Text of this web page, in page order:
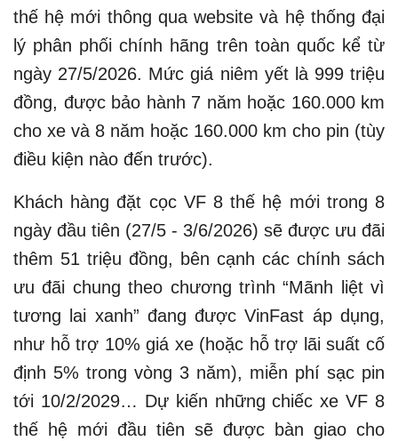
thế hệ mới thông qua website và hệ thống đại
lý phân phối chính hãng trên toàn quốc kể từ
ngày 27/5/2026. Mức giá niêm yết là 999 triệu
đồng, được bảo hành 7 năm hoặc 160.000 km
cho xe và 8 năm hoặc 160.000 km cho pin (tùy
điều kiện nào đến trước).
Khách hàng đặt cọc VF 8 thế hệ mới trong 8
ngày đầu tiên (27/5 - 3/6/2026) sẽ được ưu đãi
thêm 51 triệu đồng, bên cạnh các chính sách
ưu đãi chung theo chương trình “Mãnh liệt vì
tương lai xanh” đang được VinFast áp dụng,
như hỗ trợ 10% giá xe (hoặc hỗ trợ lãi suất cố
định 5% trong vòng 3 năm), miễn phí sạc pin
tới 10/2/2029… Dự kiến những chiếc xe VF 8
thế hệ mới đầu tiên sẽ được bàn giao cho